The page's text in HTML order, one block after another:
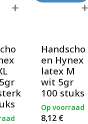
Handscho
en Hynex
latex M
wit 5gr
100 stuks
8,12€
Op voorraad